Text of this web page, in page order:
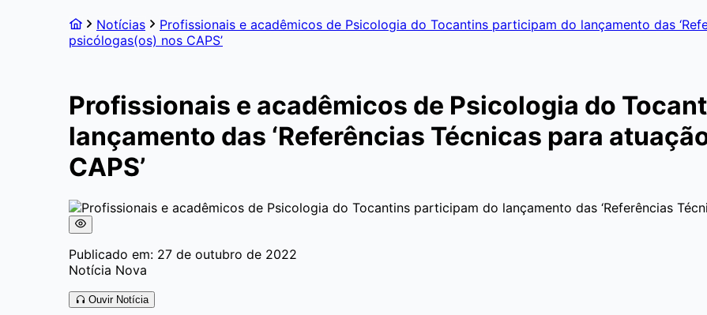
Notícias
Profissionais e acadêmicos de Psicologia do Tocantins participam do lançamento das
psicólogas(os) nos CAPS’
Profissionais e acadêmicos de Psicologia do
lançamento das ‘Referências Técnicas para
CAPS’
Publicado em: 27 de outubro de 2022
Notícia Nova
Ouvir Notícia